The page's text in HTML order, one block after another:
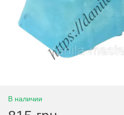
В наличии